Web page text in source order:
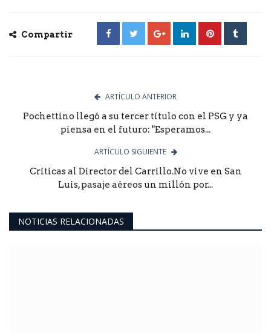
Compartir
ARTÍCULO ANTERIOR
Pochettino llegó a su tercer título con el PSG y ya
piensa en el futuro: "Esperamos...
ARTÍCULO SIGUIENTE
Críticas al Director del Carrillo.No vive en San
Luis, pasaje aéreos un millón por...
NOTICIAS RELACIONADAS